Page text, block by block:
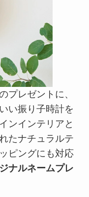
プレゼントに、
い振り子時計を
ンインテリアと
たナチュラルテ
ピングにも対応
ナルネームプレ